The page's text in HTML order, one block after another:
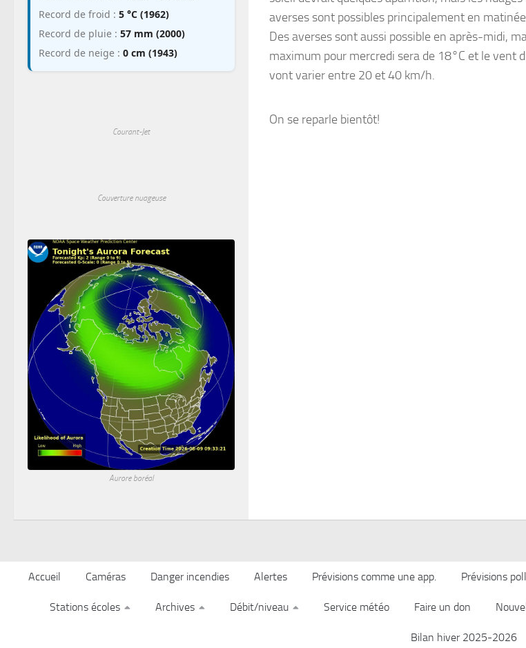
averses sont possibles principalement en
Des averses sont aussi possible en après-midi,
maximum pour mercredi sera de 18°C et le vent
vont varier entre 20 et 40 km/h.
On se reparle bientôt!
Record de froid : 5 °C (1962)
Record de pluie : 57 mm (2000)
Record de neige : 0 cm (1943)
Courant-Jet
Couverture nuageuse
Aurore boréal
Accueil Caméras Danger incendies Alertes Prévisions comme une app. Prévisions
Stations écoles Archives Débit/niveau Service météo Faire un don
Bilan hiver 2025-2026